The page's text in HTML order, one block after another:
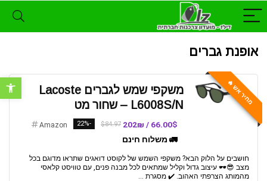
פתח
אופנת גברים
מחיר אש 🔥
משקפי שמש לגברים Lacoste
L6008S/N – שחור מט
66.00$ / 202₪
$84.97
-22%
Amazon
🚛 משלוח חינם
חושבים על הלוק הבא? משקפי השמש של לקוסט דואגים שתראו מדוגם בכל
מצב 😎🕶️ עיצוב גדול וקליל שמתאים לכל מבנה פנים, עם טוויסט קלאסי
מהמותג הצרפתי האהוב. ✔️ מסגרת ...